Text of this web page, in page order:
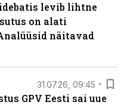
levib lihtne
on alati
näitavad
31.07.26, 09:45
GPV Eesti sai uue